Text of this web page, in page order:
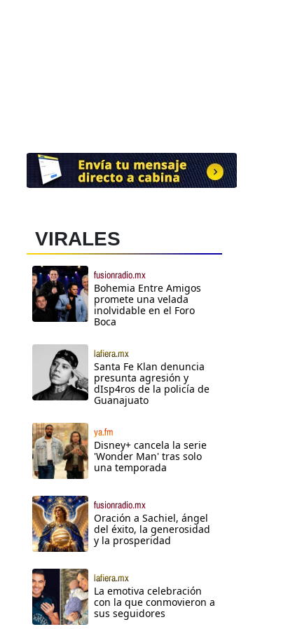
VIRALES
fusionradio.mx
Bohemia Entre Amigos
promete una velada
inolvidable en el Foro
Boca
lafiera.mx
Santa Fe Klan denuncia
presunta agresión y
dIsp4ros de la policía de
Guanajuato
ya.fm
Disney+ cancela la serie
'Wonder Man' tras solo
una temporada
fusionradio.mx
Oración a Sachiel, ángel
del éxito, la generosidad
y la prosperidad
lafiera.mx
La emotiva celebración
con la que conmovieron a
sus seguidores